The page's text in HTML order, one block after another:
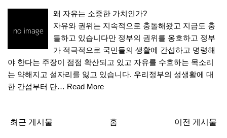
왜 자유는 소중한 가치인가?
자유와 권위는 지속적으로 충돌해왔고 지금도 충
돌하고 있습니다만 정부의 권위를 옹호하고 정부
가 적극적으로 국민들의 생활에 간섭하고 명령해
야 한다는 주장이 점점 확산되고 있고 자유를 수호하는 목소리
는 약해지고 설자리를 잃고 있습니다. 우리정부의 성생활에 대
한 간섭부터 단… Read More
최근 게시물 이전 게시물
홈